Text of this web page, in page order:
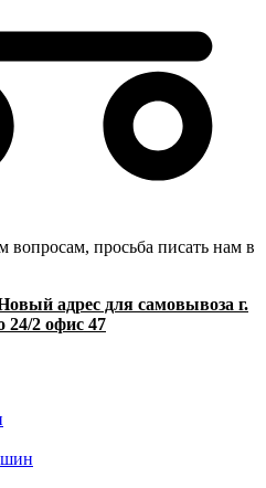
просьба писать нам в
адрес для самовывоза г.
24/2 офис 47